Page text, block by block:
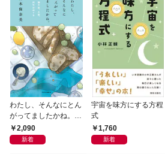
わたし、そんなにとん
がってましたかね。
獅子座、Ａ型、丙午は
めぐる
2,090
新着
宇宙を味方にする方程
式
1,760
新着